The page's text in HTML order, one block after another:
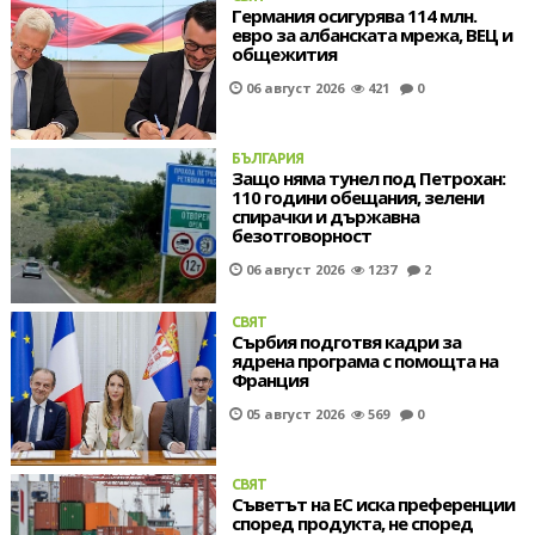
Германия осигурява 114 млн.
евро за албанската мрежа, ВЕЦ и
общежития
06 август 2026 421 0
БЪЛГАРИЯ
Защо няма тунел под Петрохан:
110 години обещания, зелени
спирачки и държавна
безотговорност
06 август 2026 1237 2
СВЯТ
Сърбия подготвя кадри за
ядрена програма с помощта на
Франция
05 август 2026 569 0
СВЯТ
Съветът на ЕС иска преференции
според продукта, не според